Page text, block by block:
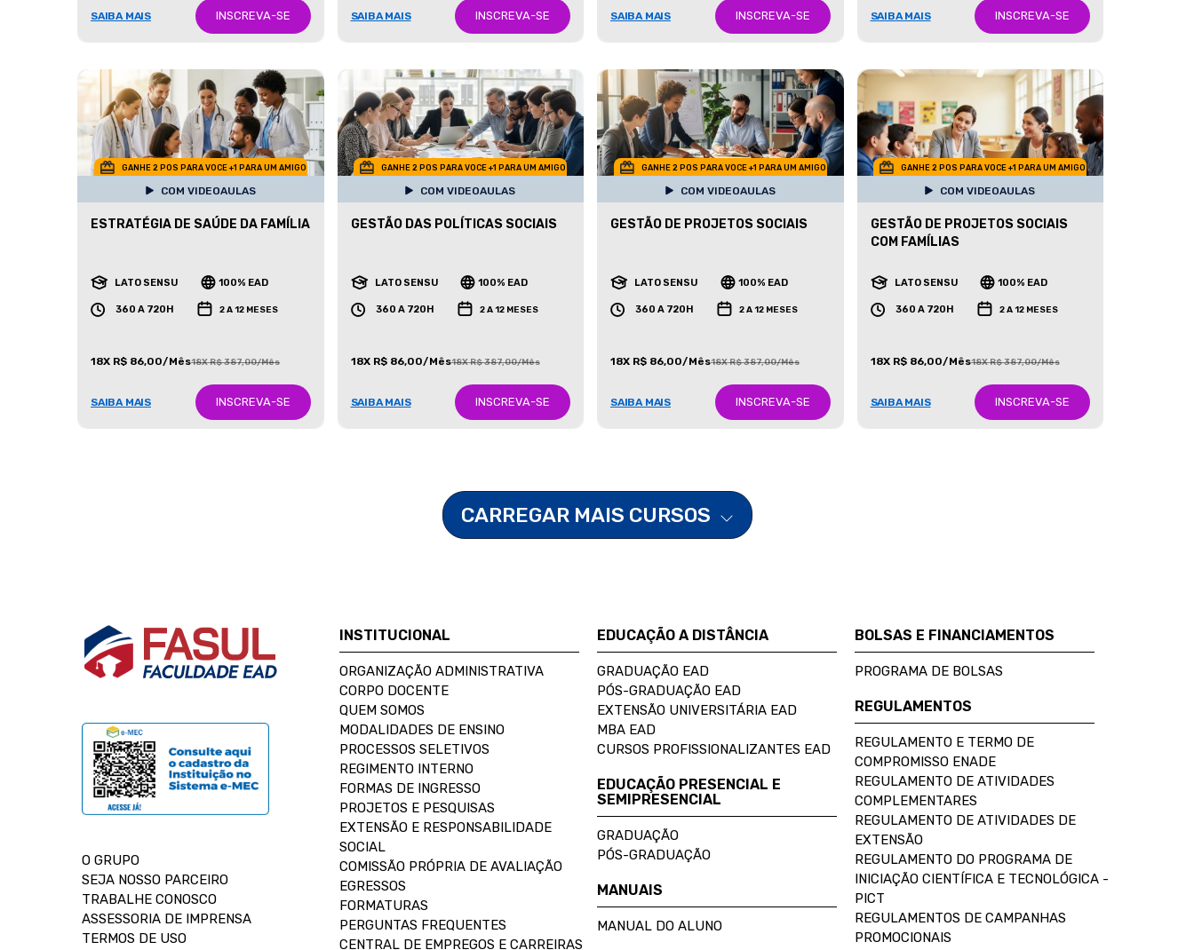
SAIBA MAIS INSCREVA-SE SAIBA MAIS INSCREVA-SE SAIBA MAIS INSCREVA-SE SAIBA MAIS INSCREVA-SE
GANHE 2 POS PARA VOCE +1 PARA UM AMIGO
COM VIDEOAULAS
ESTRATÉGIA DE SAÚDE DA FAMÍLIA
LATO SENSU 100% EAD
360 A 720H 2 A 12 MESES
18X R$ 86,00/Mês18X R$ 387,00/Mês
SAIBA MAIS INSCREVA-SE
GANHE 2 POS PARA VOCE +1 PARA UM AMIGO
COM VIDEOAULAS
GESTÃO DAS POLÍTICAS SOCIAIS
LATO SENSU 100% EAD
360 A 720H 2 A 12 MESES
18X R$ 86,00/Mês18X R$ 387,00/Mês
SAIBA MAIS INSCREVA-SE
GANHE 2 POS PARA VOCE +1 PARA UM AMIGO
COM VIDEOAULAS
GESTÃO DE PROJETOS SOCIAIS
LATO SENSU 100% EAD
360 A 720H 2 A 12 MESES
18X R$ 86,00/Mês18X R$ 387,00/Mês
SAIBA MAIS INSCREVA-SE
GANHE 2 POS PARA VOCE +1 PARA UM AMIGO
COM VIDEOAULAS
GESTÃO DE PROJETOS SOCIAIS
COM FAMÍLIAS
LATO SENSU 100% EAD
360 A 720H 2 A 12 MESES
18X R$ 86,00/Mês18X R$ 387,00/Mês
SAIBA MAIS INSCREVA-SE
CARREGAR MAIS CURSOS
O GRUPO
SEJA NOSSO PARCEIRO
TRABALHE CONOSCO
ASSESSORIA DE IMPRENSA
TERMOS DE USO
INSTITUCIONAL
ORGANIZAÇÃO ADMINISTRATIVA
CORPO DOCENTE
QUEM SOMOS
MODALIDADES DE ENSINO
PROCESSOS SELETIVOS
REGIMENTO INTERNO
FORMAS DE INGRESSO
PROJETOS E PESQUISAS
EXTENSÃO E RESPONSABILIDADE
SOCIAL
COMISSÃO PRÓPRIA DE AVALIAÇÃO
EGRESSOS
FORMATURAS
PERGUNTAS FREQUENTES
CENTRAL DE EMPREGOS E CARREIRAS
EDUCAÇÃO A DISTÂNCIA
GRADUAÇÃO EAD
PÓS-GRADUAÇÃO EAD
EXTENSÃO UNIVERSITÁRIA EAD
MBA EAD
CURSOS PROFISSIONALIZANTES EAD
EDUCAÇÃO PRESENCIAL E
SEMIPRESENCIAL
GRADUAÇÃO
PÓS-GRADUAÇÃO
MANUAIS
MANUAL DO ALUNO
BOLSAS E FINANCIAMENTOS
PROGRAMA DE BOLSAS
REGULAMENTOS
REGULAMENTO E TERMO DE
COMPROMISSO ENADE
REGULAMENTO DE ATIVIDADES
COMPLEMENTARES
REGULAMENTO DE ATIVIDADES DE
EXTENSÃO
REGULAMENTO DO PROGRAMA DE
INICIAÇÃO CIENTÍFICA E TECNOLÓGICA -
PICT
REGULAMENTOS DE CAMPANHAS
PROMOCIONAIS